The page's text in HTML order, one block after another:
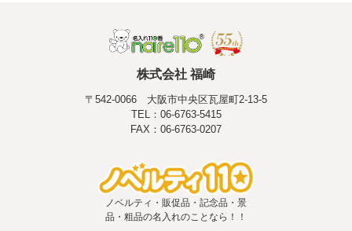
株式会社 福崎
〒542-0066 大阪市中央区瓦屋町2-13-5
TEL：06-6763-5415
FAX：06-6763-0207
ノベルティ・販促品・記念品・景
品・粗品の名入れのことなら！！